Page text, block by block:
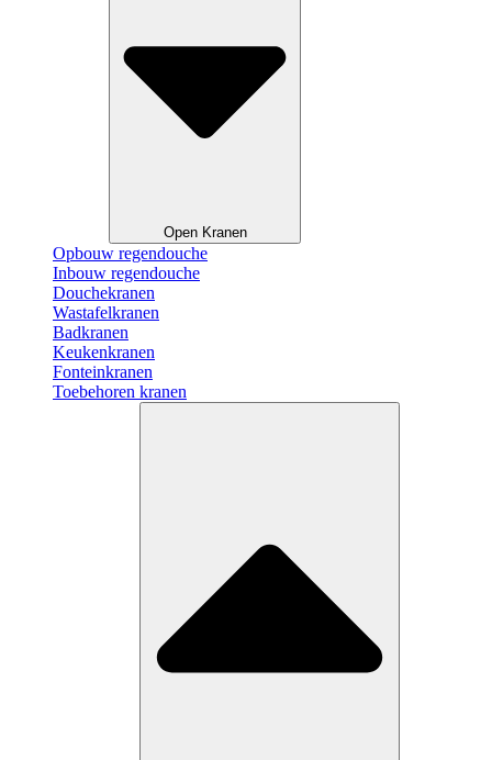
Open Kranen
Opbouw regendouche
Inbouw regendouche
Douchekranen
Wastafelkranen
Badkranen
Keukenkranen
Fonteinkranen
Toebehoren kranen